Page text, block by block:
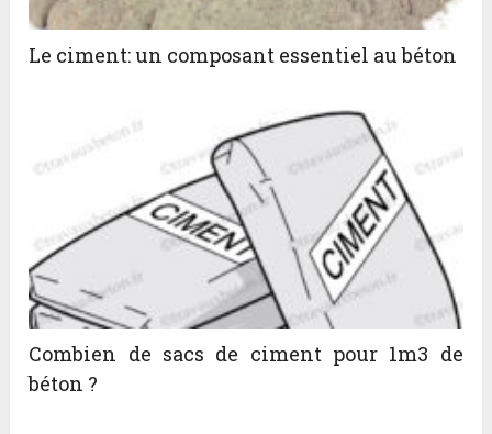
Le ciment: un composant essentiel au béton
Combien de sacs de ciment pour 1m3 de
béton ?